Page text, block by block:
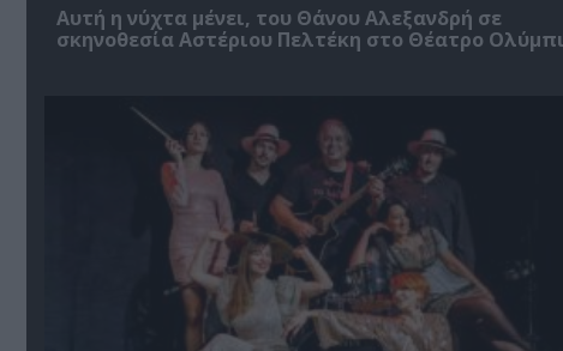
Αυτή η νύχτα μένει, του Θάνου Αλεξανδρή σε
σκηνοθεσία Αστέριου Πελτέκη στο Θέατρο